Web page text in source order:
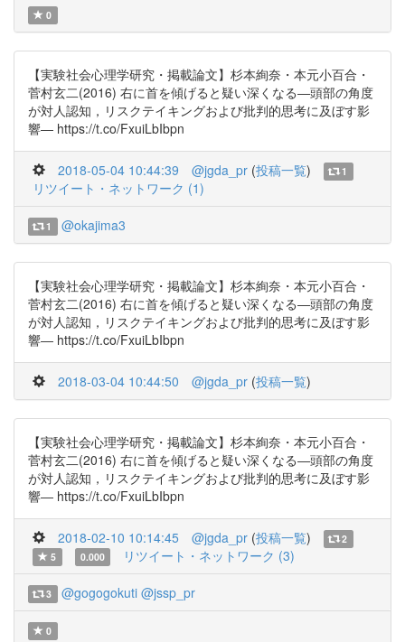
0
【実験社会心理学研究・掲載論文】杉本絢奈・本元小百合・
菅村玄二(2016) 右に首を傾げると疑い深くなる―頭部の角度
が対人認知，リスクテイキングおよび批判的思考に及ぼす影
響― https://t.co/FxuiLbIbpn
2018-05-04 10:44:39 @jgda_pr (投稿一覧) 1
リツイート・ネットワーク (1)
1 @okajima3
【実験社会心理学研究・掲載論文】杉本絢奈・本元小百合・
菅村玄二(2016) 右に首を傾げると疑い深くなる―頭部の角度
が対人認知，リスクテイキングおよび批判的思考に及ぼす影
響― https://t.co/FxuiLbIbpn
2018-03-04 10:44:50 @jgda_pr (投稿一覧)
【実験社会心理学研究・掲載論文】杉本絢奈・本元小百合・
菅村玄二(2016) 右に首を傾げると疑い深くなる―頭部の角度
が対人認知，リスクテイキングおよび批判的思考に及ぼす影
響― https://t.co/FxuiLbIbpn
2018-02-10 10:14:45 @jgda_pr (投稿一覧)
2
5
0.000 リツイート・ネットワーク (3)
3 @gogogokuti @jssp_pr
0